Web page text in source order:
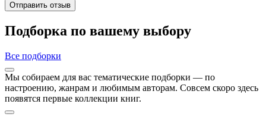
Отправить отзыв
Подборка по вашему выбору
Все подборки
Мы собираем для вас тематические подборки — по
настроению, жанрам и любимым авторам. Совсем скоро здесь
появятся первые коллекции книг.